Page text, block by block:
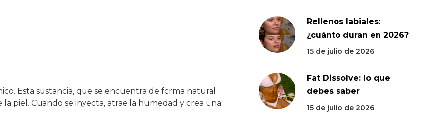
Esta sustancia, que se encuentra de forma natural
piel. Cuando se inyecta, atrae la humedad y crea una
Rellenos labiales:
¿cuánto duran en 2026?
15 de julio de 2026
Fat Dissolve: lo que
debes saber
15 de julio de 2026